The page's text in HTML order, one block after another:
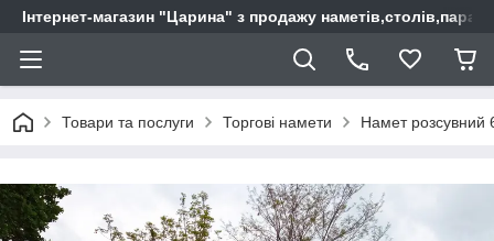
Інтернет-магазин "Царина" з продажу
Товари та послуги Торгові намети Намет розсувний